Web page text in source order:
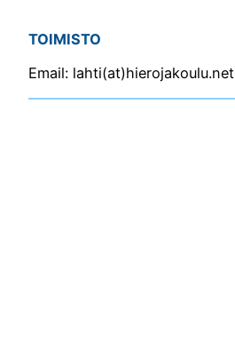
TOIMISTO
Email: lahti(at)hierojakoulu.net